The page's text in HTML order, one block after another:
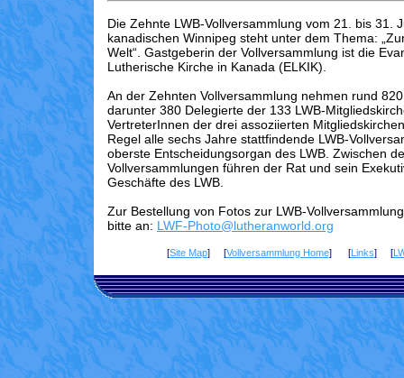
Die Zehnte LWB-Vollversammlung vom 21. bis 31.
kanadischen Winnipeg steht unter dem Thema:
Welt“. Gastgeberin der Vollversammlung ist die
Lutherische Kirche in Kanada (ELKIK).
An der Zehnten Vollversammlung nehmen rund
darunter 380 Delegierte der 133 LWB-
VertreterInnen der drei assoziierten
Regel alle sechs Jahre stattfindende LWB-
oberste Entscheidungsorgan des LWB. Zwischen
Vollversammlungen führen der Rat und sein
Geschäfte des LWB.
Zur Bestellung von Fotos zur LWB-
bitte an: LWF-Photo@lutheranworld.org
[Site Map] [Vollversammlung Home] [Links] [